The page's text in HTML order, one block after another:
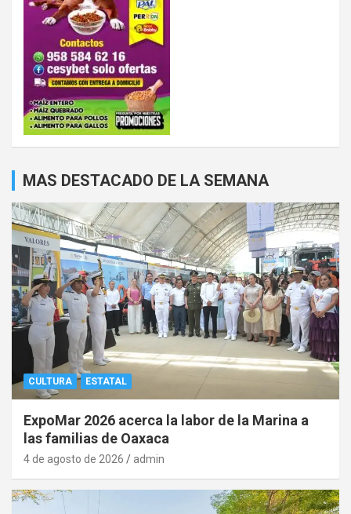
MAS DESTACADO DE LA SEMANA
CULTURA ESTATAL
ExpoMar 2026 acerca la labor de la Marina a
las familias de Oaxaca
4 de agosto de 2026 admin